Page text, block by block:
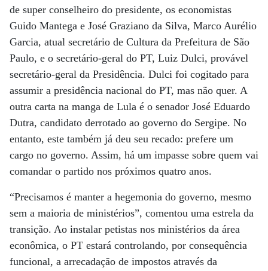
de super conselheiro do presidente, os economistas
Guido Mantega e José Graziano da Silva, Marco Aurélio
Garcia, atual secretário de Cultura da Prefeitura de São
Paulo, e o secretário-geral do PT, Luiz Dulci, provável
secretário-geral da Presidência. Dulci foi cogitado para
assumir a presidência nacional do PT, mas não quer. A
outra carta na manga de Lula é o senador José Eduardo
Dutra, candidato derrotado ao governo do Sergipe. No
entanto, este também já deu seu recado: prefere um
cargo no governo. Assim, há um impasse sobre quem vai
comandar o partido nos próximos quatro anos.
“Precisamos é manter a hegemonia do governo, mesmo
sem a maioria de ministérios”, comentou uma estrela da
transição. Ao instalar petistas nos ministérios da área
econômica, o PT estará controlando, por consequência
funcional, a arrecadação de impostos através da